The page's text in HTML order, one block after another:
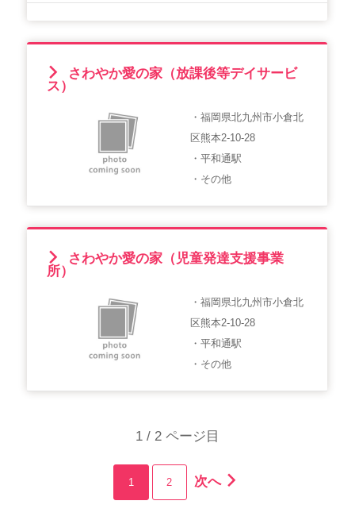
さわやか愛の家（放課後等デイサービ
ス）
・福岡県北九州市小倉北
区熊本2-10-28
・平和通駅
・その他
さわやか愛の家（児童発達支援事業
所）
・福岡県北九州市小倉北
区熊本2-10-28
・平和通駅
・その他
1 / 2 ページ目
1 2 次へ